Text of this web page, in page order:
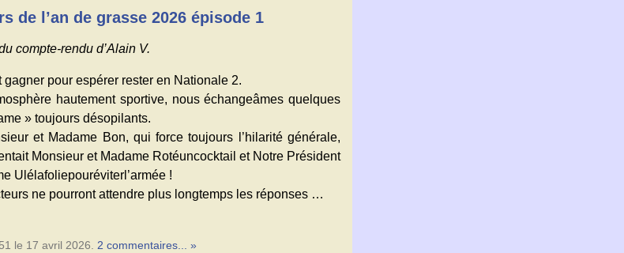
de l’an de grasse 2026 épisode 1
compte-rendu d’Alain V.
gagner pour espérer rester en Nationale 2.
hautement sportive, nous échangeâmes quelques
» toujours désopilants.
et Madame Bon, qui force toujours l’hilarité générale,
Monsieur et Madame Rotéuncocktail et Notre Président
Ulélafoliepouréviterl’armée !
ne pourront attendre plus longtemps les réponses …
le 17 avril 2026. 2 commentaires... »